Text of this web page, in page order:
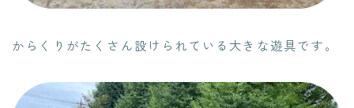
からくりがたくさん設けられている大きな遊具です。